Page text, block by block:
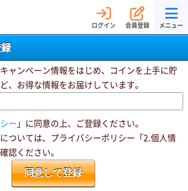
ログイン 会員登録 メニュー
ャンペーン情報をはじめ、コインを上手に貯
、お得な情報をお届けしています。
ー 」に同意の上、ご登録ください。
ついては、プライバシーポリシー「2.個人情
認ください。